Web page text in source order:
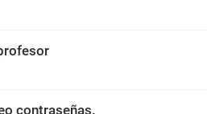
contraseñas.